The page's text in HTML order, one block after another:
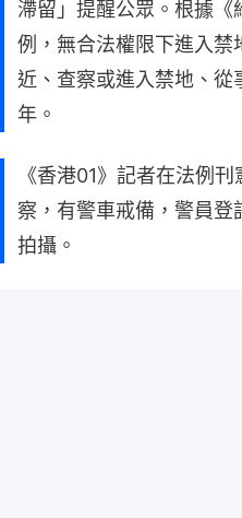
滯留」提醒公眾。根據
例，無合法權限下進入
近、查察或進入禁地、
年。
《香港01》記者在法例
察，有警車戒備，警員
拍攝。